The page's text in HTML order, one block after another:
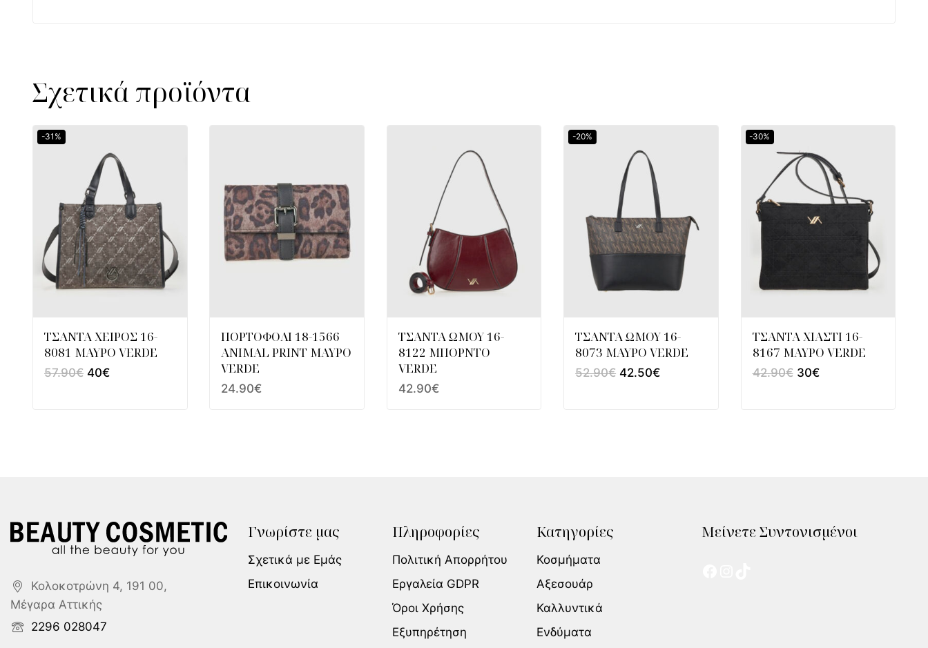
Σχετικά προϊόντα
-31%
ΤΣΑΝΤΑ ΧΕΙΡΟΣ 16-
8081 ΜΑΥΡΟ VERDE
57.90€ 40€
ΠΟΡΤΟΦΟΛΙ 18-1566
ANIMAL PRINT ΜΑΥΡΟ
VERDE
24.90€
ΤΣΑΝΤΑ ΩΜΟΥ 16-
8122 ΜΠΟΡΝΤΟ
VERDE
42.90€
-20%
ΤΣΑΝΤΑ ΩΜΟΥ 16-
8073 ΜΑΥΡΟ VERDE
52.90€ 42.50€
-30%
ΤΣΑΝΤΑ ΧΙΑΣΤΙ 16-
8167 ΜΑΥΡΟ VERDE
42.90€ 30€
Κολοκοτρώνη 4, 191 00,
Μέγαρα Αττικής
2296 028047
Γνωρίστε μας
Σχετικά με Εμάς
Επικοινωνία
Πληροφορίες
Πολιτική Απορρήτου
Εργαλεία GDPR
Όροι Χρήσης
Εξυπηρέτηση
Κατηγορίες
Κοσμήματα
Αξεσουάρ
Καλλυντικά
Ενδύματα
Μείνετε Συντονισμένοι